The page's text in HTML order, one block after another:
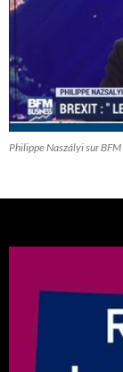
Philippe Naszályi sur